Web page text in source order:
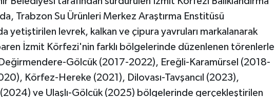
Trabzon Su Ürünleri Merkez Araştırma Enstitüsü
yetiştirilen levrek, kalkan ve çipura yavruları markalanarak
İzmit Körfezi'nin farklı bölgelerinde düzenlenen törenlerle
Değirmendere-Gölcük (2017-2022), Ereğli-Karamürsel (2018-
Körfez-Hereke (2021), Dilovası-Tavşancıl (2023),
ve Ulaşlı-Gölcük (2025) bölgelerinde gerçekleştirilen